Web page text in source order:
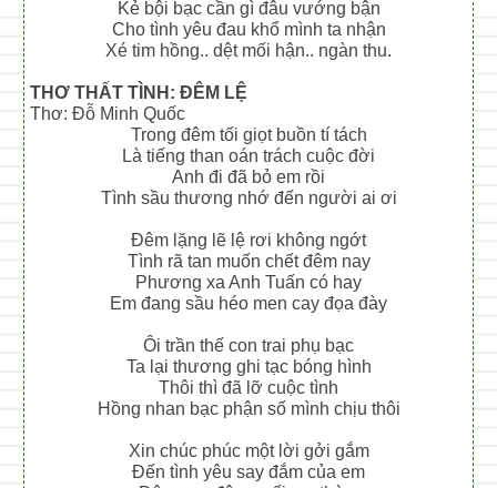
Kẻ bội bạc cần gì đâu vướng bận
Cho tình yêu đau khổ mình ta nhận
Xé tim hồng.. dệt mối hận.. ngàn thu.
THƠ THẤT TÌNH: ĐÊM LỆ
Thơ: Đỗ Minh Quốc
Trong đêm tối giọt buồn tí tách
Là tiếng than oán trách cuộc đời
Anh đi đã bỏ em rồi
Tình sầu thương nhớ đến người ai ơi
Đêm lặng lẽ lệ rơi không ngớt
Tình rã tan muốn chết đêm nay
Phương xa Anh Tuấn có hay
Em đang sầu héo men cay đọa đày
Ôi trần thế con trai phụ bạc
Ta lại thương ghi tạc bóng hình
Thôi thì đã lỡ cuộc tình
Hồng nhan bạc phận số mình chịu thôi
Xin chúc phúc một lời gởi gắm
Đến tình yêu say đắm của em